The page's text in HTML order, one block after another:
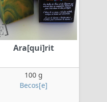
Ara[qui]rit
100 g
Becos[e]